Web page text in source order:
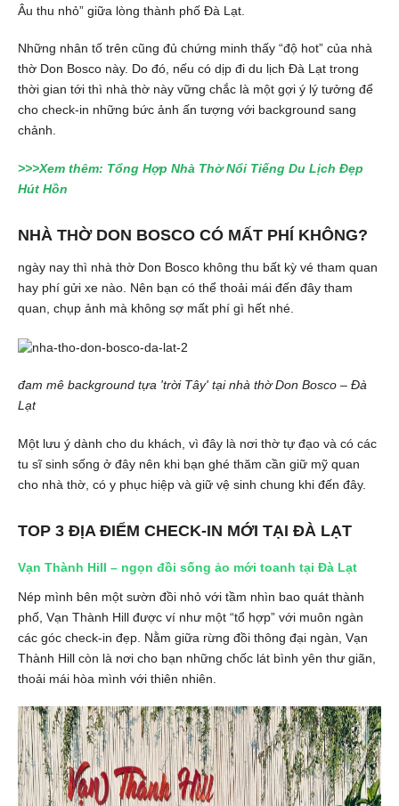
Âu thu nhỏ” giữa lòng thành phố Đà Lạt.
Những nhân tố trên cũng đủ chứng minh thấy “độ hot” của nhà
thờ Don Bosco này. Do đó, nếu có dịp đi du lịch Đà Lạt trong
thời gian tới thì nhà thờ này vững chắc là một gợi ý lý tưởng để
cho check-in những bức ảnh ấn tượng với background sang
chảnh.
>>>Xem thêm: Tổng Hợp Nhà Thờ Nổi Tiếng Du Lịch Đẹp
Hút Hồn
NHÀ THỜ DON BOSCO CÓ MẤT PHÍ KHÔNG?
ngày nay thì nhà thờ Don Bosco không thu bất kỳ vé tham quan
hay phí gửi xe nào. Nên bạn có thể thoải mái đến đây tham
quan, chụp ảnh mà không sợ mất phí gì hết nhé.
đam mê background tựa 'trời Tây' tại nhà thờ Don Bosco – Đà
Lạt
Một lưu ý dành cho du khách, vì đây là nơi thờ tự đạo và có các
tu sĩ sinh sống ở đây nên khi bạn ghé thăm cần giữ mỹ quan
cho nhà thờ, có y phục hiệp và giữ vệ sinh chung khi đến đây.
TOP 3 ĐỊA ĐIỂM CHECK-IN MỚI TẠI ĐÀ LẠT
Vạn Thành Hill – ngọn đồi sống ảo mới toanh tại Đà Lạt
Nép mình bên một sườn đồi nhỏ với tầm nhìn bao quát thành
phố, Vạn Thành Hill được ví như một “tổ hợp” với muôn ngàn
các góc check-in đẹp. Nằm giữa rừng đồi thông đại ngàn, Vạn
Thành Hill còn là nơi cho bạn những chốc lát bình yên thư giãn,
thoải mái hòa mình với thiên nhiên.